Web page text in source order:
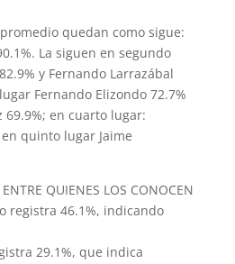
quedan como sigue:
La siguen en segundo
y Fernando Larrazábal
Fernando Elizondo 72.7%
en cuarto lugar:
quinto lugar Jaime
QUIENES LOS CONOCEN
registra 46.1%, indicando
29.1%, que indica